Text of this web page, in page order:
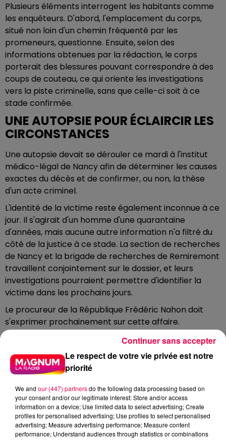
Plusieurs éléments interrogent les habitants comme
les enquêteurs. D'abord, l'emplacement du corps,
situé non loin d'un chemin fréquenté par les
promeneurs, questionne. Ensuite, selon des
informations obtenues par la rédaction, le corps
porterait des blessures pouvant correspondre à des
coups de couteau, ce qui oriente les investigations
vers la piste criminelle, sans que celle-ci soit à ce
stade confirmée.
UNE AUTOPSIE POUR ÉCLAIRCIR LES
CIRCONSTANCES
Une autopsie devait se dérouler ce mardi à l'institut
médico-légal de Nancy afin de déterminer les causes
exactes du décès et de confirmer, ou non, la thèse
d'un acte criminel.
L'identité de la victime reste également inconnue à ce
jour. Il s'agirait d'un homme d'une quarantaine
d'années, mais aucune autre information n'a filtré du
côté de la justice à ce stade. La section de recherches
de Nancy et la brigade de recherches de Remiremont
travaillent conjointement sur le dossier, et leurs
investigations pourraient permettre d'identifier la
victime dans les prochains jours.
Le procureur de la République Frédéric Nahon doit
s'exprimer prochainement sur cette affaire.
L'enquête, qui ne fait que débuter, s'annonce longue.
DERNIÈRES INFOSLe respect de votre vie privée est notre
priorité
We and our (447) partnersdo the following data processing based on
your consent and/or our legitimate interest: Store and/or access
information on a device; Use limited data to select advertising; Create
profiles for personalised advertising; Use profiles to select personalised
advertising; Measure advertising performance; Measure content
performance; Understand audiences through statistics or combinations
Continuer sans accepter